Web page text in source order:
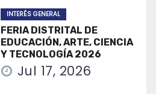
INTERÉS GENERAL
FERIA DISTRITAL DE
EDUCACIÓN, ARTE, CIENCIA
Y TECNOLOGÍA 2026
Jul 17, 2026